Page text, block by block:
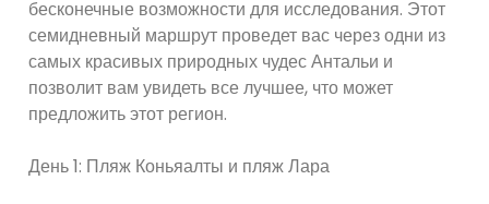
бесконечные возможности для исследования. Этот
семидневный маршрут проведет вас через одни из
самых красивых природных чудес Антальи и
позволит вам увидеть все лучшее, что может
предложить этот регион.
День 1: Пляж Коньяалты и пляж Лара